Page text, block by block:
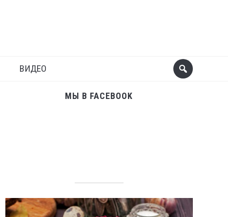
ВИДЕО
МЫ В FACEBOOK